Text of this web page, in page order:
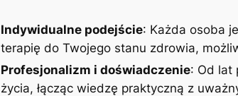
Indywidualne podejście: Każda osoba
terapię do Twojego stanu zdrowia,
Profesjonalizm i doświadczenie: Od lat
życia, łącząc wiedzę praktyczną z